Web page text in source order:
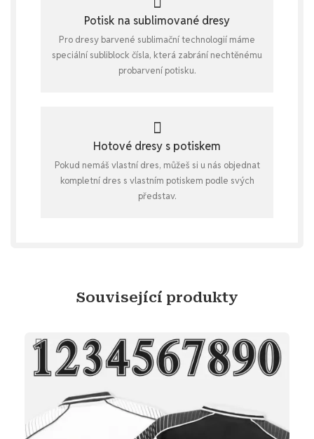
Potisk na sublimované dresy
Pro dresy barvené sublimační technologií máme
speciální subliblock čísla, která zabrání nechtěnému
probarvení potisku.
Hotové dresy s potiskem
Pokud nemáš vlastní dres, můžeš si u nás objednat
kompletní dres s vlastním potiskem podle svých
představ.
Související produkty